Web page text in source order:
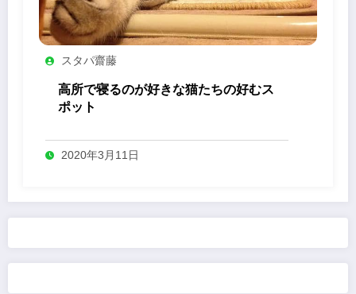
スタパ齋藤
高所で寝るのが好きな猫たちの好むス
ポット
2020年3月11日